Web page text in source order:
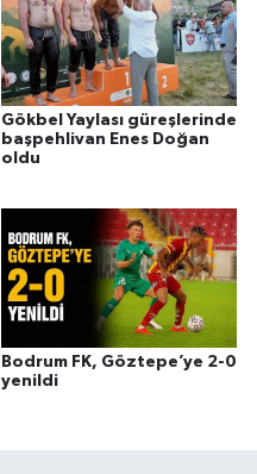
Gökbel Yaylası güreşlerinde
başpehlivan Enes Doğan
oldu
Bodrum FK, Göztepe’ye 2-0
yenildi